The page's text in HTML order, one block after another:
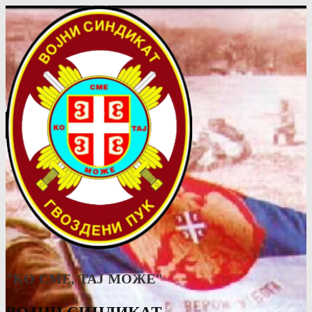
"КО СМЕ, ТАJ МОЖЕ"